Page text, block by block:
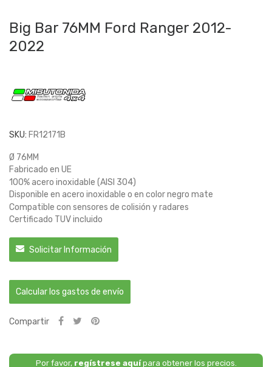
Big Bar 76MM Ford Ranger 2012-
2022
SKU: FR12171B
Ø 76MM
Fabricado en UE
100% acero inoxidable (AISI 304)
Disponible en acero inoxidable o en color negro mate
Compatible con sensores de colisión y radares
Certificado TUV incluido
Solicitar Información
Calcular los gastos de envío
Compartir
Por favor, regístrese aquípara obtener los precios.